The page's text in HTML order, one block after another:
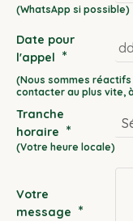
Date pour
l'appel *
Tranche
horaire *
Votre
message *